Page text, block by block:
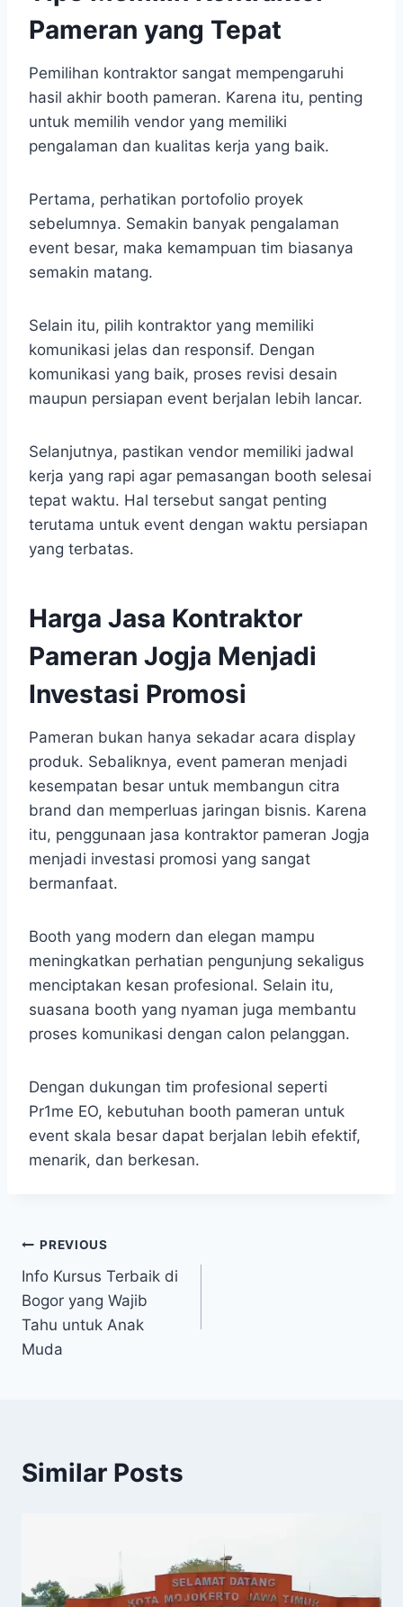
Pameran yang Tepat
Pemilihan kontraktor sangat mempengaruhi
hasil akhir booth pameran. Karena itu, penting
untuk memilih vendor yang memiliki
pengalaman dan kualitas kerja yang baik.
Pertama, perhatikan portofolio proyek
sebelumnya. Semakin banyak pengalaman
event besar, maka kemampuan tim biasanya
semakin matang.
Selain itu, pilih kontraktor yang memiliki
komunikasi jelas dan responsif. Dengan
komunikasi yang baik, proses revisi desain
maupun persiapan event berjalan lebih lancar.
Selanjutnya, pastikan vendor memiliki jadwal
kerja yang rapi agar pemasangan booth selesai
tepat waktu. Hal tersebut sangat penting
terutama untuk event dengan waktu persiapan
yang terbatas.
Harga Jasa Kontraktor
Pameran Jogja Menjadi
Investasi Promosi
Pameran bukan hanya sekadar acara display
produk. Sebaliknya, event pameran menjadi
kesempatan besar untuk membangun citra
brand dan memperluas jaringan bisnis. Karena
itu, penggunaan jasa kontraktor pameran Jogja
menjadi investasi promosi yang sangat
bermanfaat.
Booth yang modern dan elegan mampu
meningkatkan perhatian pengunjung sekaligus
menciptakan kesan profesional. Selain itu,
suasana booth yang nyaman juga membantu
proses komunikasi dengan calon pelanggan.
Dengan dukungan tim profesional seperti
Pr1me EO, kebutuhan booth pameran untuk
event skala besar dapat berjalan lebih efektif,
menarik, dan berkesan.
Post
navigation
PREVIOUS
Info Kursus Terbaik di
Bogor yang Wajib
Tahu untuk Anak
Muda
Similar Posts